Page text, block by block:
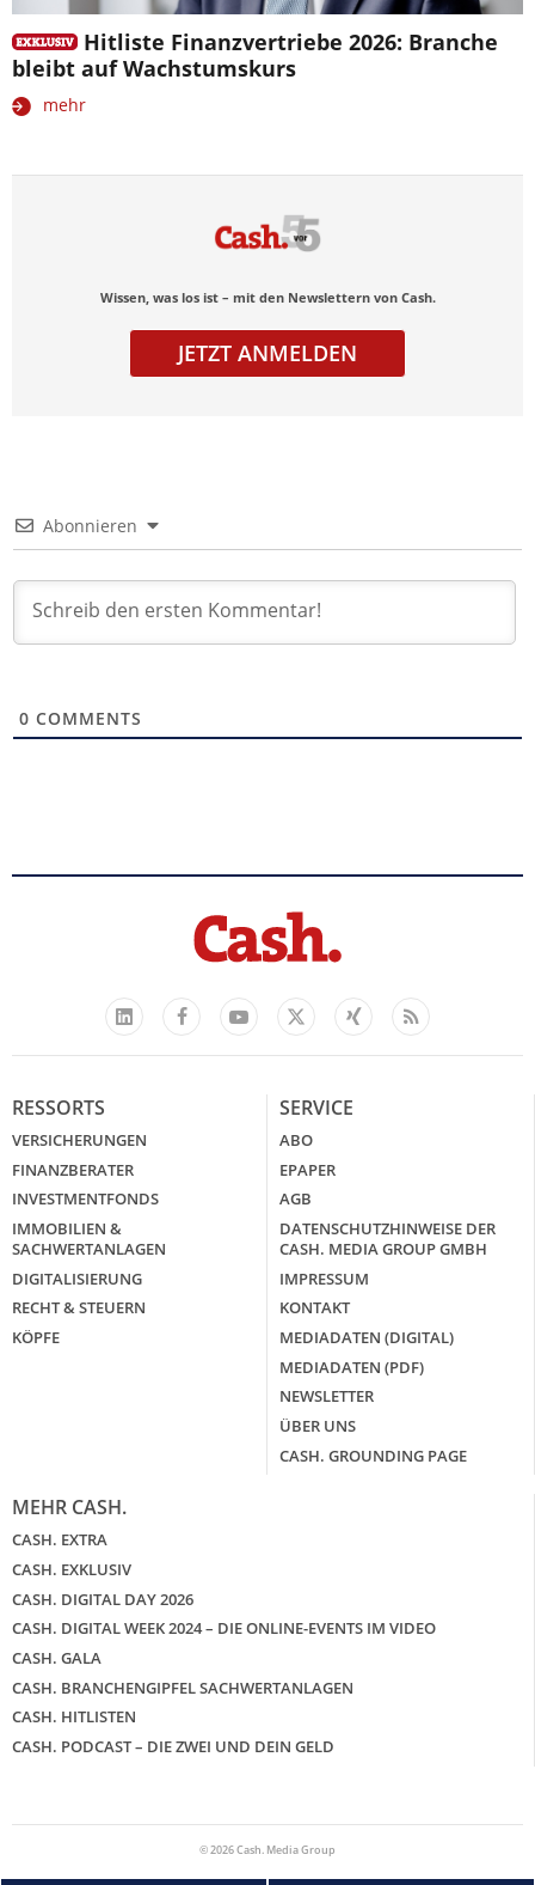
Hitliste Finanzvertriebe 2026: Branche
bleibt auf Wachstumskurs
mehr
Wissen, was los ist – mit den Newslettern von Cash.
JETZT ANMELDEN
Abonnieren
0 COMMENTS
LinkedIn
FacebookYouTube
X
Xing Feed
RESSORTS
VERSICHERUNGEN
FINANZBERATER
INVESTMENTFONDS
IMMOBILIEN &
SACHWERTANLAGEN
DIGITALISIERUNG
RECHT & STEUERN
KÖPFE
SERVICE
ABO
EPAPER
AGB
DATENSCHUTZHINWEISE DER
CASH. MEDIA GROUP GMBH
IMPRESSUM
KONTAKT
MEDIADATEN (DIGITAL)
MEDIADATEN (PDF)
NEWSLETTER
ÜBER UNS
CASH. GROUNDING PAGE
MEHR CASH.
CASH. EXTRA
CASH. EXKLUSIV
CASH. DIGITAL DAY 2026
CASH. DIGITAL WEEK 2024 – DIE ONLINE-EVENTS IM VIDEO
CASH. GALA
CASH. BRANCHENGIPFEL SACHWERTANLAGEN
CASH. HITLISTEN
CASH. PODCAST – DIE ZWEI UND DEIN GELD
© 2026 Cash. Media Group